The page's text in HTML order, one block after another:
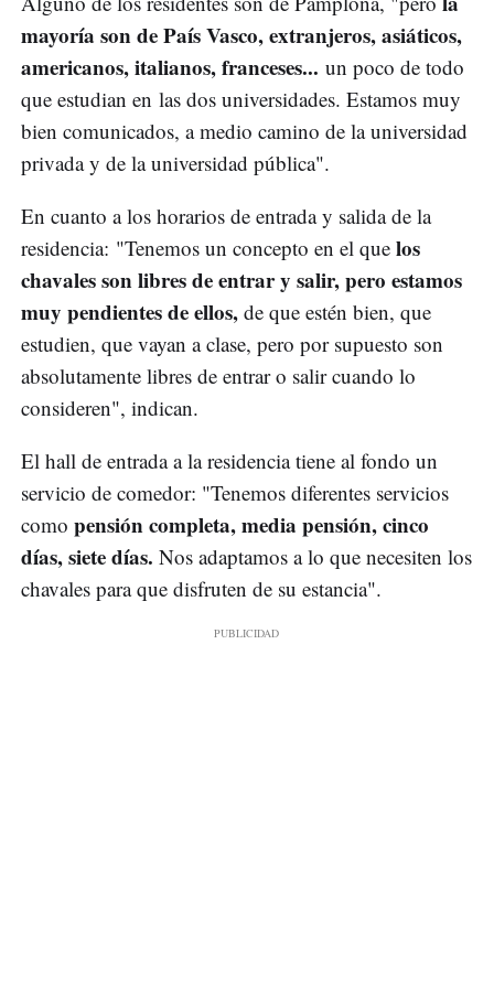
mayoría son de País Vasco, extranjeros, asiáticos,
americanos, italianos, franceses... un poco de todo
que estudian en las dos universidades. Estamos muy
bien comunicados, a medio camino de la universidad
privada y de la universidad pública".
En cuanto a los horarios de entrada y salida de la
residencia: "Tenemos un concepto en el que los
chavales son libres de entrar y salir, pero estamos
muy pendientes de ellos, de que estén bien, que
estudien, que vayan a clase, pero por supuesto son
absolutamente libres de entrar o salir cuando lo
consideren", indican.
El hall de entrada a la residencia tiene al fondo un
servicio de comedor: "Tenemos diferentes servicios
como pensión completa, media pensión, cinco
días, siete días. Nos adaptamos a lo que necesiten los
chavales para que disfruten de su estancia".